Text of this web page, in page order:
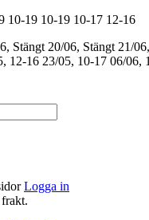
10-19 10-19 10-17 12-16
Stängt 20/06, Stängt 21/
12-16 23/05, 10-17 06/06,
Logga in